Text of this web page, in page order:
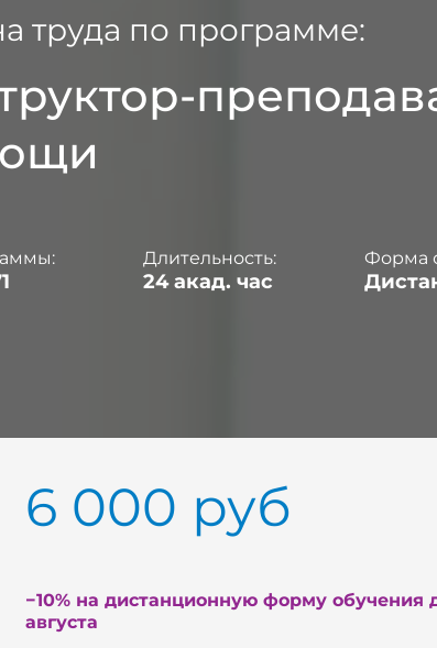
труда по программе:
Длительность:
24 акад. час
Форма
6 000 руб
−10% на дистанционную форму обучения
августа